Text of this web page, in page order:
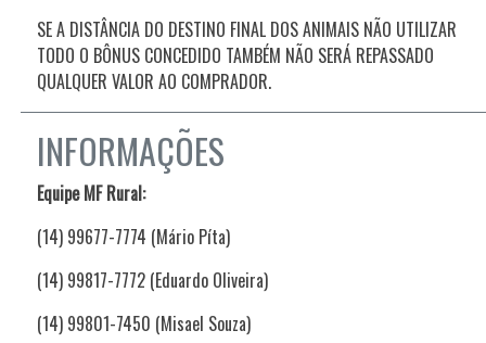
SE A DISTÂNCIA DO DESTINO FINAL DOS ANIMAIS NÃO UTILIZAR
TODO O BÔNUS CONCEDIDO TAMBÉM NÃO SERÁ REPASSADO
QUALQUER VALOR AO COMPRADOR.
INFORMAÇÕES
Equipe MF Rural:
(14) 99677-7774 (Mário Píta)
(14) 99817-7772 (Eduardo Oliveira)
(14) 99801-7450 (Misael Souza)